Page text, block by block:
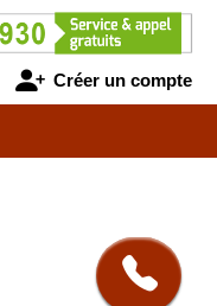
Créer un compte